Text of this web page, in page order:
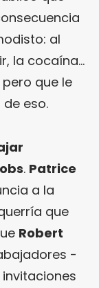
al
la cocaína…
que le
eso.
. Patrice
a la
que
Robert
-